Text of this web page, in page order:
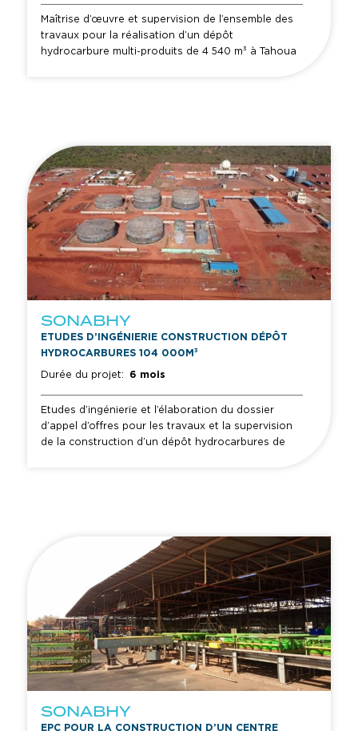
Maîtrise d’œuvre et supervision de l’ensemble des
travaux pour la réalisation d’un dépôt
hydrocarbure multi-produits de 4 540 m³ à Tahoua
SONABHY
ETUDES D’INGÉNIERIE CONSTRUCTION DÉPÔT
HYDROCARBURES 104 000M³
Durée du projet: 6 mois
Etudes d’ingénierie et l’élaboration du dossier
d’appel d’offres pour les travaux et la supervision
de la construction d’un dépôt hydrocarbures de
SONABHY
EPC POUR LA CONSTRUCTION D’UN CENTRE